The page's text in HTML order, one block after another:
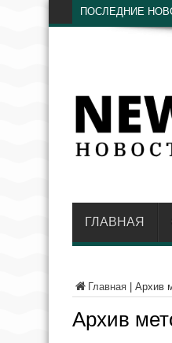
ПОСЛЕДНИЕ
ГЛАВНАЯ
Главная Архив
Архив